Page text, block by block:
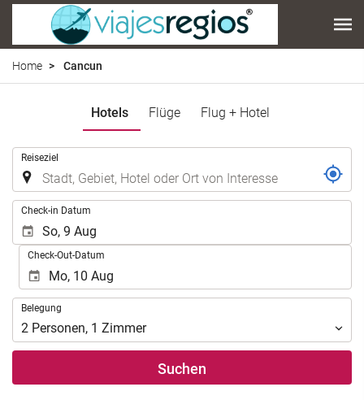
Home Cancun
Hotels Flüge Flug + Hotel
Reiseziel
Check-in Datum
Check-Out-Datum
Belegung
Belegung
2 Personen, 1 Zimmer
Suchen